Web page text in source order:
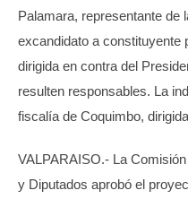
Palamara, representante de
excandidato a constituyente
dirigida en contra del
resulten responsables. La
fiscalía de Coquimbo,
VALPARAISO.- La
y Diputados aprobó el